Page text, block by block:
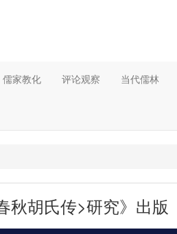
儒家教化 评论观察 当代儒林
秋胡氏传>研究》出版